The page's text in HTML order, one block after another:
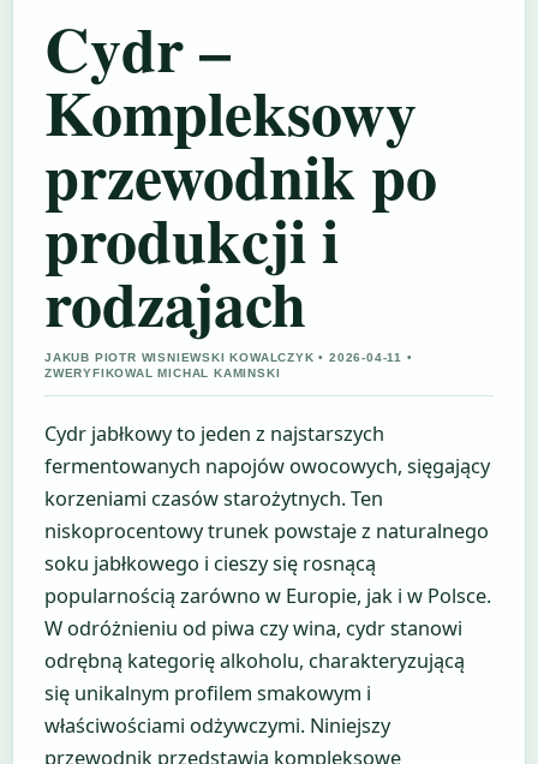
Cydr –
Kompleksowy
przewodnik po
produkcji i
rodzajach
JAKUB PIOTR WISNIEWSKI KOWALCZYK • 2026-04-11 •
ZWERYFIKOWAL MICHAL KAMINSKI
Cydr jabłkowy to jeden z najstarszych
fermentowanych napojów owocowych, sięgający
korzeniami czasów starożytnych. Ten
niskoprocentowy trunek powstaje z naturalnego
soku jabłkowego i cieszy się rosnącą
popularnością zarówno w Europie, jak i w Polsce.
W odróżnieniu od piwa czy wina, cydr stanowi
odrębną kategorię alkoholu, charakteryzującą
się unikalnym profilem smakowym i
właściwościami odżywczymi. Niniejszy
przewodnik przedstawia kompleksowe